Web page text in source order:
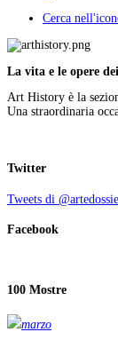
Cerca
La vita e le opere
Art History è la
Una straordinaria
Twitter
Tweets di
Facebook
100 Mostre
marzo